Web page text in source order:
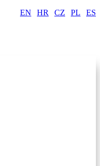
EN HR CZ PL ES